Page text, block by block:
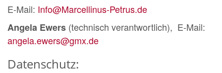
E-Mail: Info@Marcellinus-Petrus.de
Angela Ewers (technisch verantwortlich), E-Mail:
angela.ewers@gmx.de
Datenschutz: